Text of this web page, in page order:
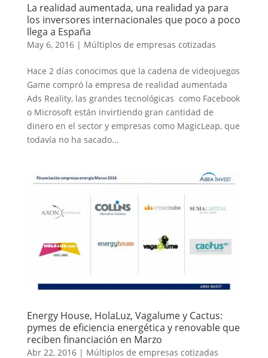
La realidad aumentada, una realidad ya para
los inversores internacionales que poco a poco
llega a España
May 6, 2016| Múltiplos de empresas cotizadas
Hace 2 días conocimos que la cadena de videojuegos
Game compró la empresa de realidad aumentada
Ads Reality, las grandes tecnológicas como Facebook
o Microsoft están invirtiendo gran cantidad de
dinero en el sector y empresas como MagicLeap, que
todavía no ha sacado...
Energy House, HolaLuz, Vagalume y Cactus:
pymes de eficiencia energética y renovable que
reciben financiación en Marzo
Abr 22, 2016| Múltiplos de empresas cotizadas